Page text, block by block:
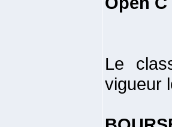
Le
vigueur